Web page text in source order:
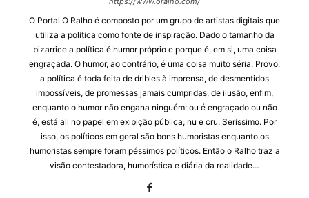
O Portal O Ralho é composto por um grupo de artistas digitais que
utiliza a política como fonte de inspiração. Dado o tamanho da
bizarrice a política é humor próprio e porque é, em si, uma coisa
engraçada. O humor, ao contrário, é uma coisa muito séria. Provo:
a política é toda feita de dribles à imprensa, de desmentidos
impossíveis, de promessas jamais cumpridas, de ilusão, enfim,
enquanto o humor não engana ninguém: ou é engraçado ou não
é, está ali no papel em exibição pública, nu e cru. Seríssimo. Por
isso, os políticos em geral são bons humoristas enquanto os
humoristas sempre foram péssimos políticos. Então o Ralho traz a
visão contestadora, humorística e diária da realidade…